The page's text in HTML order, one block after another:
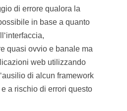
di errore qualora la
in base a quanto
quasi ovvio e banale ma
web utilizzando
di alcun framework
a rischio di errori questo